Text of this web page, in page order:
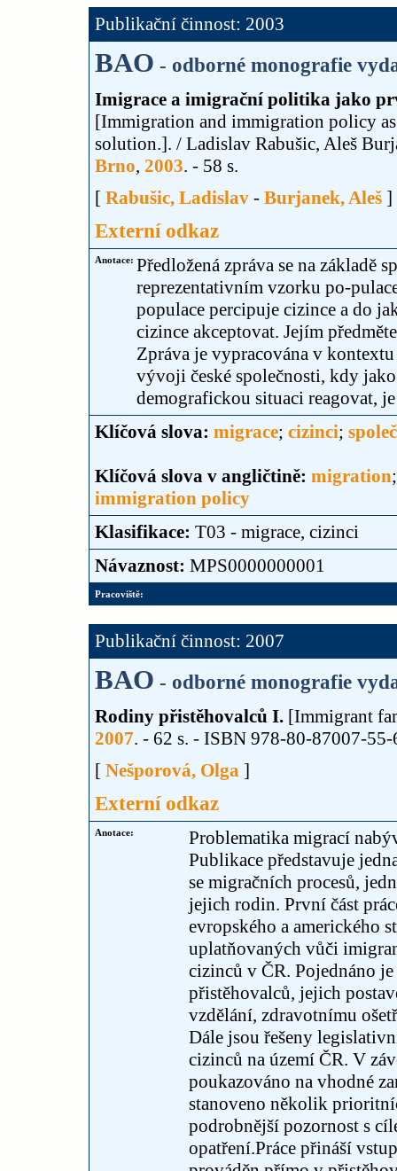
Publikační činnost: 2003
BAO - odborné monografie
Imigrace a imigrační politika jako
[Immigration and immigration policy
solution.]. / Ladislav Rabušic, Aleš
Brno, 2003. - 58 s.
[ Rabušic, Ladislav - Burjanek, Aleš ]
Externí odkaz
Anotace: Předložená zpráva se na základě
reprezentativním vzorku po-
populace percipuje cizince a do
cizince akceptovat. Jejím
Zpráva je vypracována v
vývoji české společnosti, kdy
demografickou situaci reagovat,
Klíčová slova: migrace; cizinci;
Klíčová slova v angličtině: migration
immigration policy
Klasifikace: T03 - migrace, cizinci
Návaznost: MPS0000000001
Pracoviště:
Publikační činnost: 2007
BAO - odborné monografie
Rodiny přistěhovalců I. [Immigrant
2007. - 62 s. - ISBN 978-80-87007-55-
[ Nešporová, Olga ]
Externí odkaz
Anotace:
Problematika migrací
Publikace představuje
se migračních procesů,
jejich rodin. První část
evropského a amerického
uplatňovaných vůči
cizinců v ČR. Pojednáno
přistěhovalců, jejich
vzdělání, zdravotnímu
Dále jsou řešeny
cizinců na území ČR. V
poukazováno na vhodné
stanoveno několik
podrobnější pozornost s
opatření.Práce přináší